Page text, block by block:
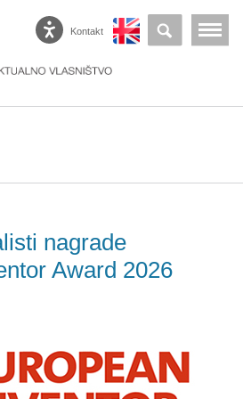
Kontakt
nagrade
Award 2026